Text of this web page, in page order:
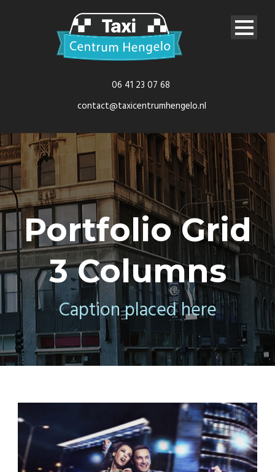
06 41 23 07 68
contact@taxicentrumhengelo.nl
Portfolio Grid
3 Columns
Caption placed here